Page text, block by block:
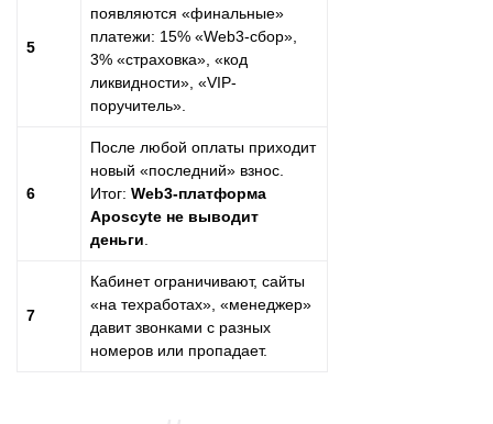
5
появляются «финальные»
платежи: 15% «Web3-сбор»,
3% «страховка», «код
ликвидности», «VIP-
поручитель».
6
После любой оплаты приходит
новый «последний» взнос.
Итог: Web3-платформа
Aposcyte не выводит
деньги
7
Кабинет ограничивают, сайты
«на техработах», «менеджер»
давит звонками с разных
номеров или пропадает.